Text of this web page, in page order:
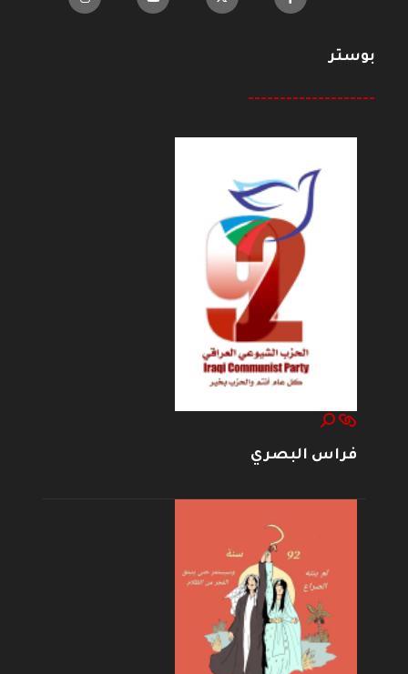
بوستر
--------------------
فراس البصري